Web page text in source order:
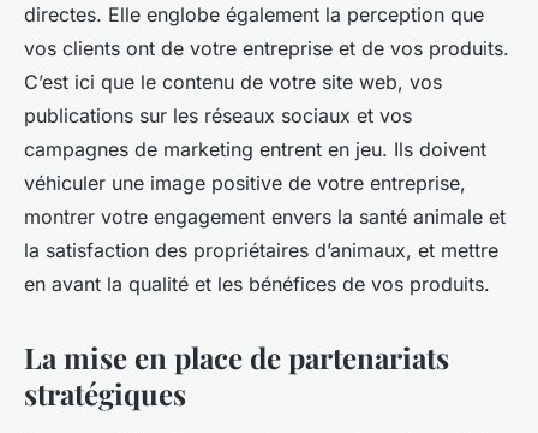
directes. Elle englobe également la perception que
vos clients ont de votre entreprise et de vos produits.
C’est ici que le contenu de votre site web, vos
publications sur les réseaux sociaux et vos
campagnes de marketing entrent en jeu. Ils doivent
véhiculer une image positive de votre entreprise,
montrer votre engagement envers la santé animale et
la satisfaction des propriétaires d’animaux, et mettre
en avant la qualité et les bénéfices de vos produits.
La mise en place de partenariats
stratégiques